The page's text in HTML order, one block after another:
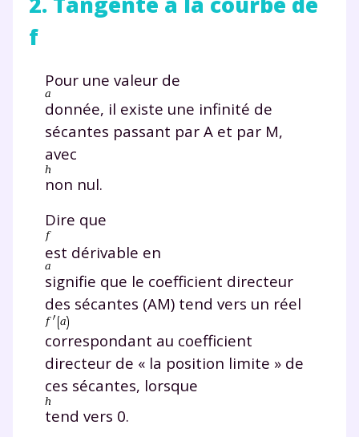
f
Pour une valeur de
donnée, il existe une infinité de
sécantes passant par A et par M,
avec
non nul.
Dire que
est dérivable en
signifie que le coefficient directeur
des sécantes (AM) tend vers un réel
correspondant au coefficient
directeur de « la position limite » de
ces sécantes, lorsque
tend vers 0.